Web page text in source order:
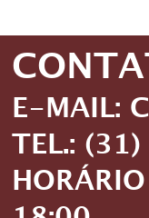
E-MAIL:
TEL.: